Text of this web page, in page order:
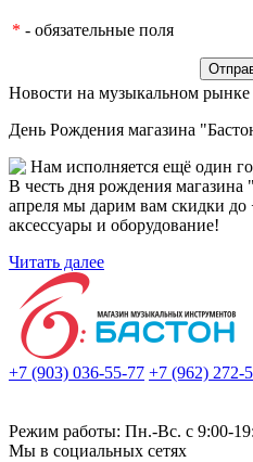
* - обязательные поля
Новости на музыкальном рынке
День Рождения магазина
Нам исполняется ещё один
В честь дня рождения магазина
апреля мы дарим вам скидки до
аксессуары и оборудование!
Читать далее
+7 (903) 036-55-77 +7 (962) 272-
Режим работы: Пн.-Вс. с 9:00-
Мы в социальных сетях